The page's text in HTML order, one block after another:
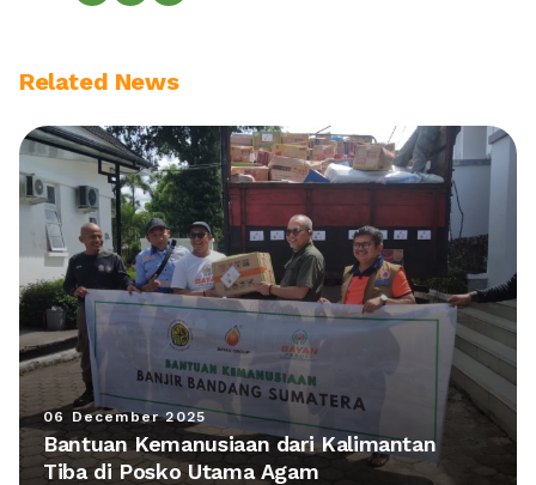
Related News
06 December 2025
Bantuan Kemanusiaan dari Kalimantan
Tiba di Posko Utama Agam